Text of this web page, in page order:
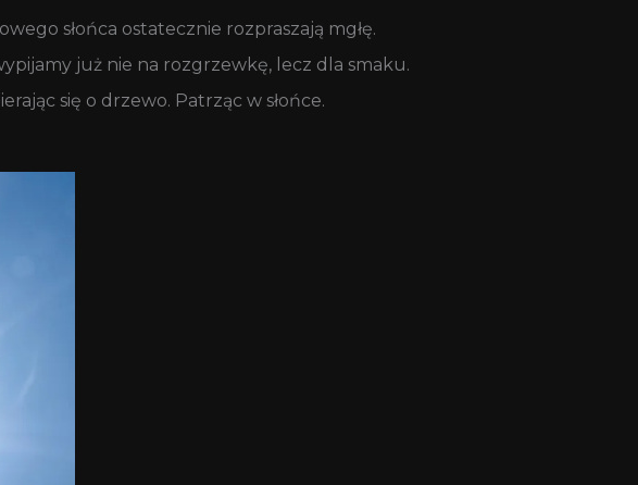
słońca ostatecznie rozpraszają mgłę.
już nie na rozgrzewkę, lecz dla smaku.
się o drzewo. Patrząc w słońce.